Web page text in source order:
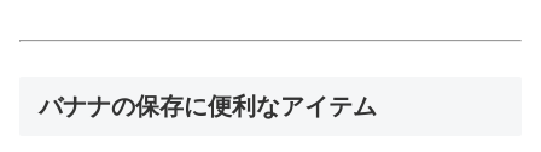
バナナの保存に便利なアイテム